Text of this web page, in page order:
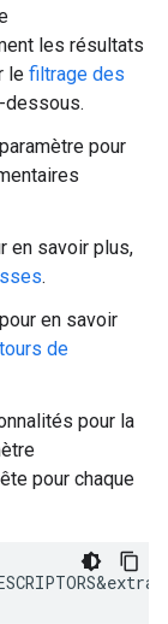
les résultats
le filtrage des
dessous.
pour
en savoir plus,
.
en savoir
de
pour la
pour chaque